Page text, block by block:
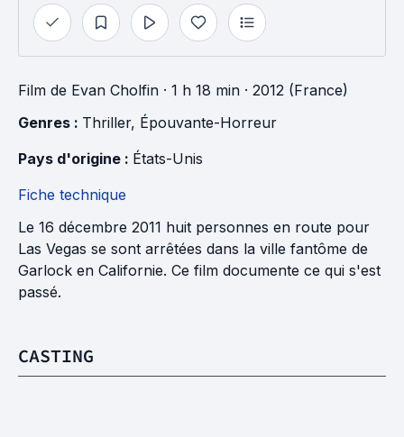
Film de Evan Cholfin · 1 h 18 min · 2012 (France)
Genres : Thriller, Épouvante-Horreur
Pays d'origine : États-Unis
Fiche technique
Le 16 décembre 2011 huit personnes en route pour
Las Vegas se sont arrêtées dans la ville fantôme de
Garlock en Californie. Ce film documente ce qui s'est
passé.
CASTING